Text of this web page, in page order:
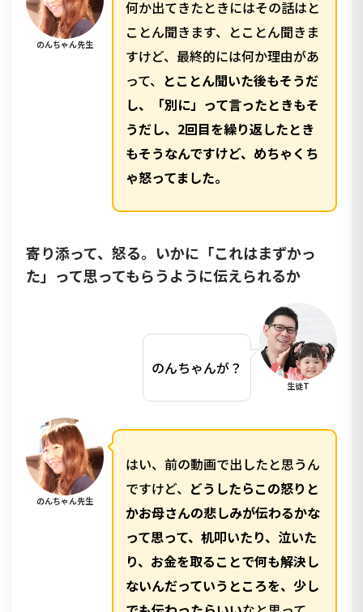
のんちゃん先生
何か出てきたときにはその話はと
ことん聞きます、とことん聞きま
すけど、最終的には何か理由があ
って、 とことん聞いた後もそうだ
し、「別に」って言ったときもそ
うだし、2回目を繰り返したとき
もそうなんですけど、めちゃくち
ゃ怒ってました。
寄り添って、怒る。いかに「これはまずかっ
た」って思ってもらうように伝えられるか
のんちゃんが？
生徒T
のんちゃん先生
はい、前の動画で出したと思うん
ですけど、 どうしたらこの怒りと
かお母さんの悲しみが伝わるかな
って思って、机叩いたり、泣いた
り、お金を取ることで何も解決し
ないんだっていうところを、少し